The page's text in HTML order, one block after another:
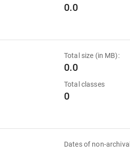
0.0
Total size (in MB):
0.0
Total classes
0
Dates of non-